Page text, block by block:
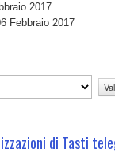
2017
Febbraio 2017
di Tasti